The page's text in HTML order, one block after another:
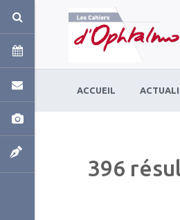
ACCUEIL
396
Panneau de gestion des cookies